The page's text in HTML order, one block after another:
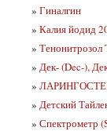
» Гиналгин
» Калия йодид
»
» Дек- (Dec-),
»
» Детский
» Спектрометр